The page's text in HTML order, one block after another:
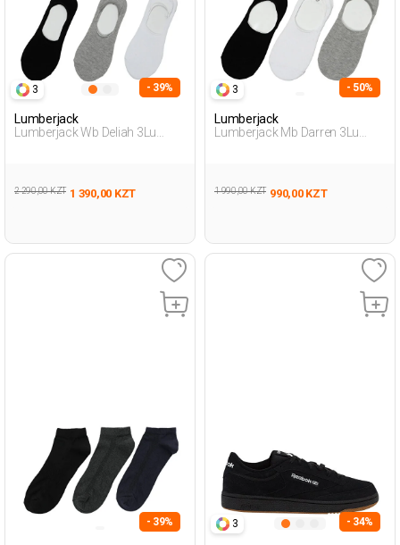
3 - 39%
Lumberjack
Lumberjack Wb Deliah 3Lu
2 290,00 KZT 1 390,00 KZT
3 - 50%
Lumberjack
Lumberjack Mb Darren 3Lu
1 990,00 KZT 990,00 KZT
- 39% 3 - 34%